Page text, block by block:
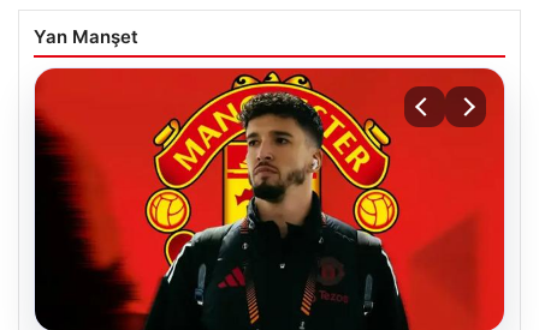
Yan Manşet